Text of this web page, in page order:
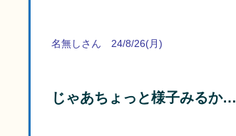
名無しさん 24/8/26(月)
じゃあちょっと様子みるか…